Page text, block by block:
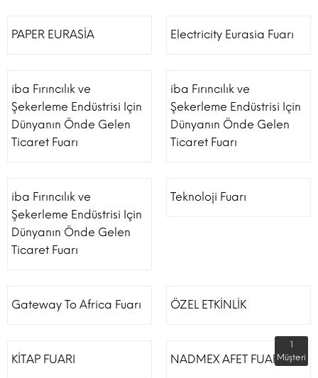
PAPER EURASİA Electricity Eurasia Fuarı
iba Fırıncılık ve
Şekerleme Endüstrisi Için
Dünyanın Önde Gelen
Ticaret Fuarı
iba Fırıncılık ve
Şekerleme Endüstrisi Için
Dünyanın Önde Gelen
Ticaret Fuarı
iba Fırıncılık ve
Şekerleme Endüstrisi Için
Dünyanın Önde Gelen
Ticaret Fuarı
Teknoloji Fuarı
Gateway To Africa Fuarı ÖZEL ETKİNLİK
KİTAP FUARI NADMEX AFET FUARI
1
Müşteri